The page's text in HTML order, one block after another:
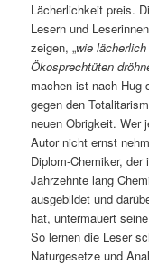
Lächerlichkeit preis.
Lesern und
zeigen, „wie
Ökosprechtüten
machen ist nach Hug
gegen den
neuen Obrigkeit. Wer
Autor nicht ernst
Diplom-Chemiker,
Jahrzehnte lang
ausgebildet und
hat, untermauert
So lernen die Leser
Naturgesetze und